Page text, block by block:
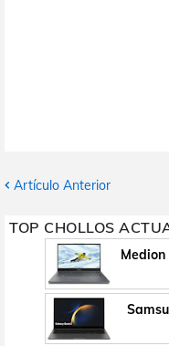
Artículo Anterior
TOP CHOLLOS
Medion